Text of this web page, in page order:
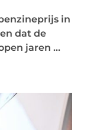
in
dat de
jaren ...